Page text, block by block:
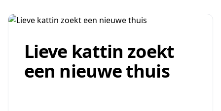
Lieve kattin zoekt
een nieuwe thuis